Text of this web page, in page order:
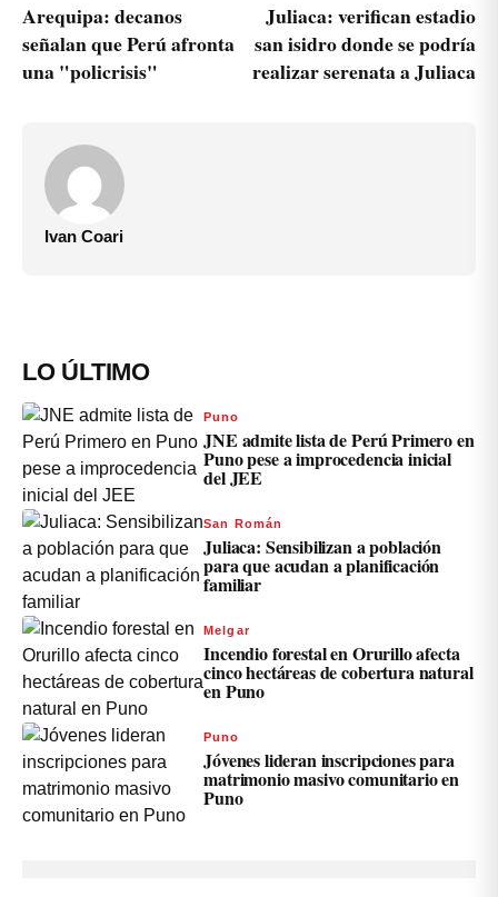
Arequipa: decanos
señalan que Perú afronta
una "policrisis"
Juliaca: verifican estadio
san isidro donde se podría
realizar serenata a Juliaca
Ivan Coari
LO ÚLTIMO
Puno
JNE admite lista de Perú Primero en
Puno pese a improcedencia inicial
del JEE
San Román
Juliaca: Sensibilizan a población
para que acudan a planificación
familiar
Melgar
Incendio forestal en Orurillo afecta
cinco hectáreas de cobertura natural
en Puno
Puno
Jóvenes lideran inscripciones para
matrimonio masivo comunitario en
Puno